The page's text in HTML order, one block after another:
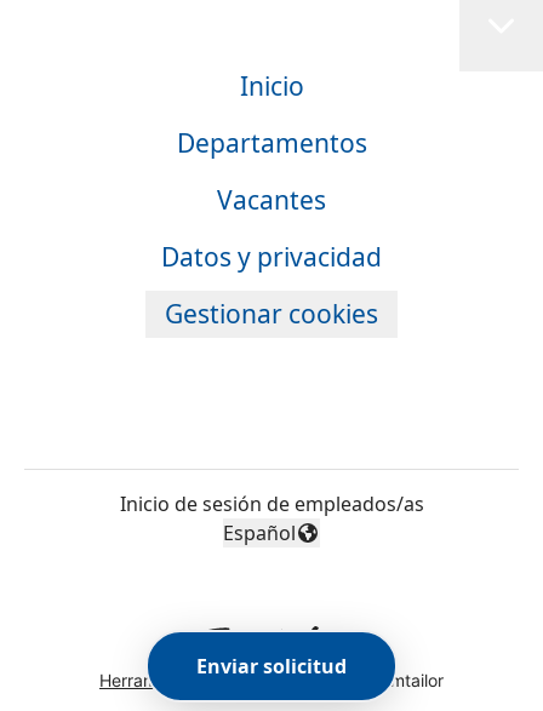
Enviar solicitud
Inicio
Departamentos
Vacantes
Datos y privacidad
Gestionar cookies
Inicio de sesión de empleados/as
Cambiar idioma
Español
Herramientas de seguimientode Teamtailor